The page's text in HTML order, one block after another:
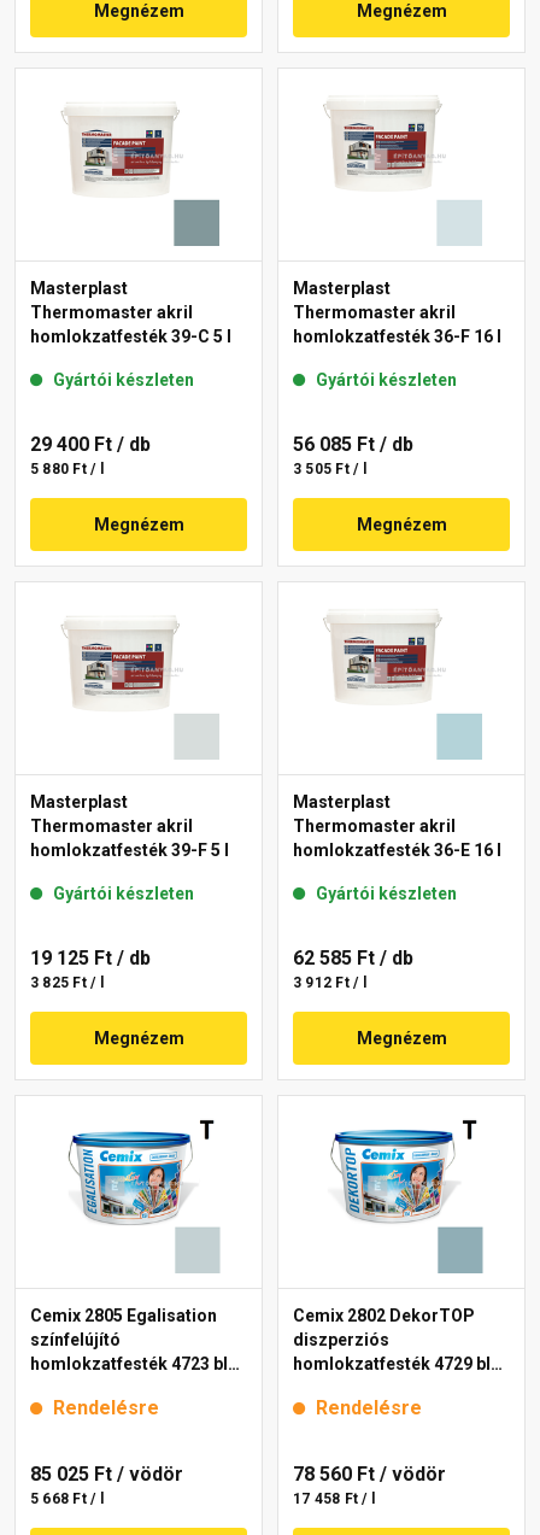
Megnézem Megnézem
Masterplast
Thermomaster akril
homlokzatfesték 39-C 5 l
Gyártói készleten
29 400 Ft / db
5 880 Ft / l
Megnézem
Masterplast
Thermomaster akril
homlokzatfesték 36-F 16 l
Gyártói készleten
56 085 Ft / db
3 505 Ft / l
Megnézem
Masterplast
Thermomaster akril
homlokzatfesték 39-F 5 l
Gyártói készleten
19 125 Ft / db
3 825 Ft / l
Megnézem
Masterplast
Thermomaster akril
homlokzatfesték 36-E 16 l
Gyártói készleten
62 585 Ft / db
3 912 Ft / l
Megnézem
Cemix 2805 Egalisation
színfelújító
homlokzatfesték 4723 blue
Rendelésre
85 025 Ft / vödör
5 668 Ft / l
Cemix 2802 DekorTOP
diszperziós
homlokzatfesték 4729 blue
Rendelésre
78 560 Ft / vödör
17 458 Ft / l